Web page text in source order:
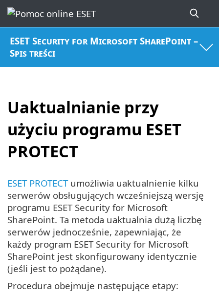
ESET Security for Microsoft SharePoint –
Spis treści
Uaktualnianie przy
użyciu programu ESET
PROTECT
ESET PROTECTumożliwia uaktualnienie kilku
serwerów obsługujących wcześniejszą wersję
programu ESET Security for Microsoft
SharePoint. Ta metoda uaktualnia dużą liczbę
serwerów jednocześnie, zapewniając, że
każdy program ESET Security for Microsoft
SharePoint jest skonfigurowany identycznie
(jeśli jest to pożądane).
Procedura obejmuje następujące etapy: